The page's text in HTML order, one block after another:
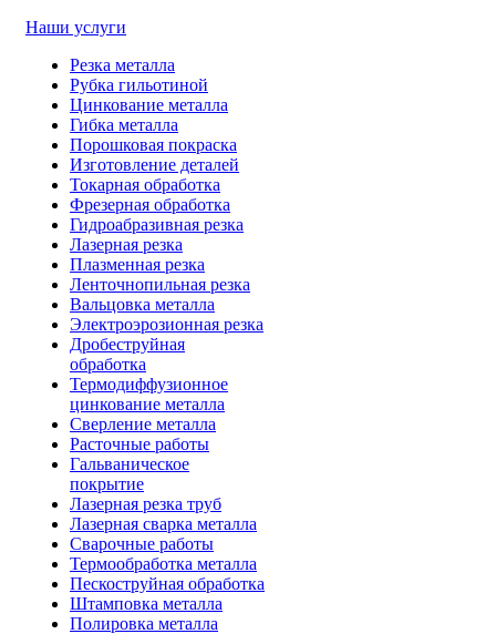
Наши услуги
Резка металла
Рубка гильотиной
Цинкование металла
Гибка металла
Порошковая покраска
Изготовление деталей
Токарная обработка
Фрезерная обработка
Гидроабразивная резка
Лазерная резка
Плазменная резка
Ленточнопильная резка
Вальцовка металла
Электроэрозионная резка
Дробеструйная
обработка
Термодиффузионное
цинкование металла
Сверление металла
Расточные работы
Гальваническое
покрытие
Лазерная резка труб
Лазерная сварка металла
Сварочные работы
Термообработка металла
Пескоструйная обработка
Штамповка металла
Полировка металла